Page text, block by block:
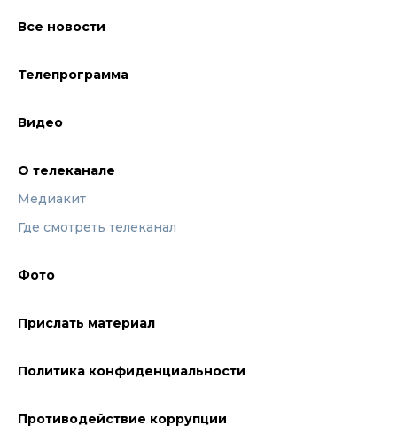
Все новости
Телепрограмма
Видео
О телеканале
Медиакит
Где смотреть телеканал
Фото
Прислать материал
Политика конфиденциальности
Противодействие коррупции